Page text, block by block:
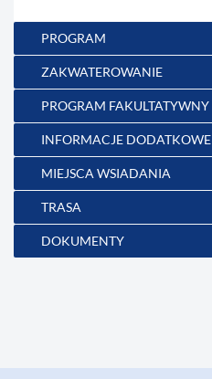
PROGRAM
ZAKWATEROWANIE
PROGRAM FAKULTATYWNY
INFORMACJE DODATKOWE
MIEJSCA WSIADANIA
TRASA
DOKUMENTY